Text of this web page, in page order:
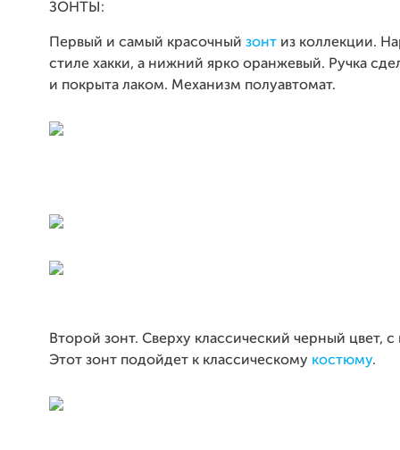
ЗОНТЫ:
Первый и самый красочный зонт из коллекции.
стиле хакки, а нижний ярко оранжевый. Ручка
и покрыта лаком. Механизм полуавтомат.
Второй зонт. Сверху классический черный цвет, с
Этот зонт подойдет к классическому костюму.